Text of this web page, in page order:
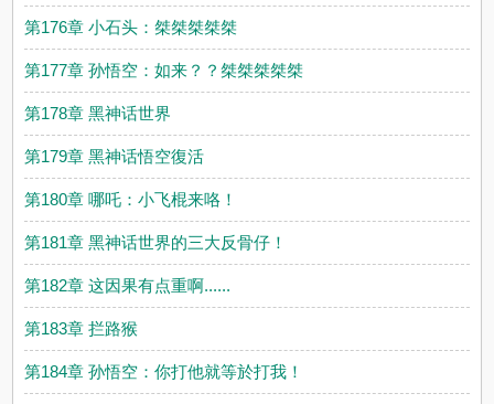
第176章 小石头：桀桀桀桀桀
第177章 孙悟空：如来？？桀桀桀桀桀
第178章 黑神话世界
第179章 黑神话悟空復活
第180章 哪吒：小飞棍来咯！
第181章 黑神话世界的三大反骨仔！
第182章 这因果有点重啊......
第183章 拦路猴
第184章 孙悟空：你打他就等於打我！